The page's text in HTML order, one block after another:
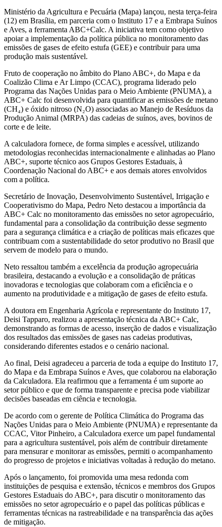
Ministério da Agricultura e Pecuária (Mapa) lançou, nesta terça-feira
(12) em Brasília, em parceria com o Instituto 17 e a Embrapa Suínos
e Aves, a ferramenta ABC+Calc. A iniciativa tem como objetivo
apoiar a implementação da política pública no monitoramento das
emissões de gases de efeito estufa (GEE) e contribuir para uma
produção mais sustentável.
Fruto de cooperação no âmbito do Plano ABC+, do Mapa e da
Coalizão Clima e Ar Limpo (CCAC), programa liderado pelo
Programa das Nações Unidas para o Meio Ambiente (PNUMA), a
ABC+ Calc foi desenvolvida para quantificar as emissões de metano
(CH₄) e óxido nitroso (N₂O) associadas ao Manejo de Resíduos da
Produção Animal (MRPA) das cadeias de suínos, aves, bovinos de
corte e de leite.
A calculadora fornece, de forma simples e acessível, utilizando
metodologias reconhecidas internacionalmente e alinhadas ao Plano
ABC+, suporte técnico aos Grupos Gestores Estaduais, à
Coordenação Nacional do ABC+ e aos demais atores envolvidos
com a política.
Secretário de Inovação, Desenvolvimento Sustentável, Irrigação e
Cooperativismo do Mapa, Pedro Neto destacou a importância da
ABC+ Calc no monitoramento das emissões no setor agropecuário,
fundamental para a consolidação da contribuição desse segmento
para a segurança climática e a criação de políticas mais eficazes que
contribuam com a sustentabilidade do setor produtivo no Brasil que
servem de modelo para o mundo.
Neto ressaltou também a excelência da produção agropecuária
brasileira, destacando a evolução e a consolidação de práticas
inovadoras e tecnologias que colaboram com a eficiência e o
aumento na produtividade e a mitigação de gases de efeito estufa.
A doutora em Engenharia Agrícola e representante do Instituto 17,
Deisi Tapparo, realizou a apresentação técnica da ABC+ Calc,
demonstrando as formas de acesso, inserção de dados e visualização
dos resultados das emissões de gases nas cadeias produtivas,
considerando diferentes estados e o cenário nacional.
Ao final, Deisi agradeceu a parceria de toda a equipe do Instituto 17,
do Mapa e da Embrapa Suínos e Aves, que colaborou na elaboração
da Calculadora. Ela reafirmou que a ferramenta é um suporte ao
setor público e que de forma transparente e precisa pode viabilizar
decisões baseadas em ciência e tecnologia.
De acordo com o gerente de Política Climática do Programa das
Nações Unidas para o Meio Ambiente (PNUMA) e representante da
CCAC, Vitor Pinheiro, a Calculadora exerce um papel fundamental
para a agricultura sustentável, pois além de contribuir diretamente
para mensurar e monitorar as emissões, permiti o acompanhamento
do progresso de projetos e iniciativas voltadas à redução do metano.
Após o lançamento, foi promovida uma mesa redonda com
instituições de pesquisa e extensão, técnicos e membros dos Grupos
Gestores Estaduais do ABC+, para discutir o monitoramento das
emissões no setor agropecuário e o papel das políticas públicas e
ferramentas técnicas na rastreabilidade e na transparência das ações
de mitigação.